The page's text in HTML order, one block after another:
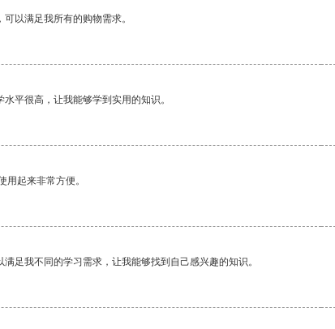
以满足我所有的购物需求。
平很高，让我能够学到实用的知识。
用起来非常方便。
足我不同的学习需求，让我能够找到自己感兴趣的知识。